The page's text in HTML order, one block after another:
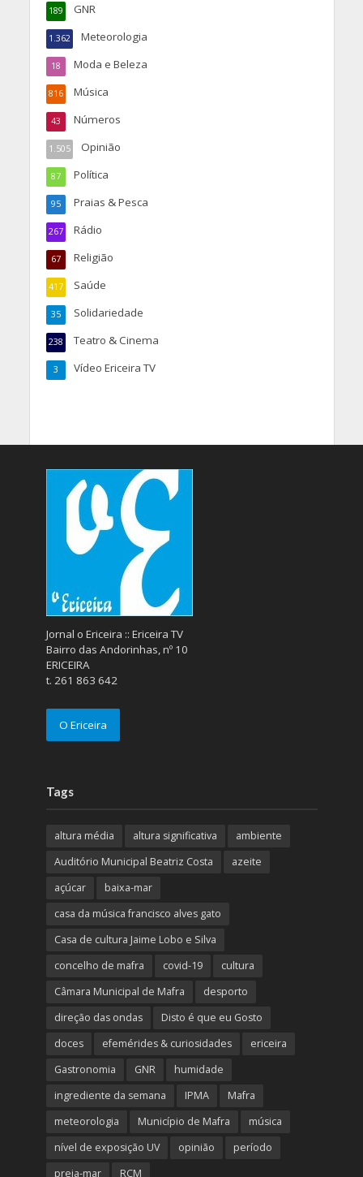
GNR
189
Meteorologia
1.362
Moda e Beleza
18
Música
816
Números
43
Opinião
1.505
Política
87
Praias & Pesca
95
Rádio
267
Religião
67
Saúde
417
Solidariedade
35
Teatro & Cinema
238
Vídeo Ericeira TV
3
Jornal o Ericeira :: Ericeira TV
Bairro das Andorinhas, nº 10
ERICEIRA
t. 261 863 642
O Ericeira
Tags
altura média altura significativa
ambiente
Auditório Municipal Beatriz Costa
azeite
açúcar
baixa-mar
casa da música francisco alves gato
Casa de cultura Jaime Lobo e Silva
concelho de mafra
covid-19
cultura
Câmara Municipal de Mafra
desporto
direção das ondas
Disto é que eu Gosto
doces
efemérides & curiosidades
ericeira
Gastronomia
GNR
humidade
ingrediente da semana
IPMA
Mafra
meteorologia
Município de Mafra
música
nível de exposição UV
opinião
período
preia-mar
RCM